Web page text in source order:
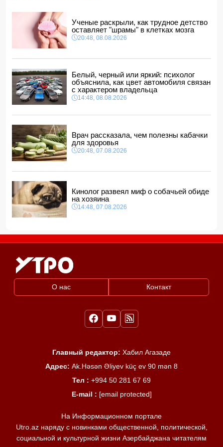
ВС РФ взяли под контроль Ивановку в Харьковской
области
14:04, 08.08.2026
Прогноз погоды в Азербайджане на 9 августа
14:00, 08.08.2026
Никол Пашинян позвонил Ильхаму Алиеву
12:48, 08.08.2026
СМИ: США ищут на Кубе фигуру для повторения
"венесуэльского сценария"
Ученые раскрыли, как трудное детство
оставляет "шрамы" в клетках мозга
20:48, 08.08.2026
Белый, черный или яркий: психолог
объяснила, как цвет автомобиля связан
с характером владельца
14:48, 08.08.2026
Врач рассказала, чем полезны кабачки
для здоровья
20:48, 07.08.2026
Кинолог развеял миф о собачьей обиде
на хозяина
14:48, 07.08.2026
О нас Контакт
Главный редактор: Хабил Агазаде
Адрес: Ak.Həsən Əliyev küç ev 90 mən 8
Тел : +994 50 281 67 69
E-mail : [email protected]
На Информационном портале
Utro.az наряду с новинками общественной, политической,
социальной и культурной жизни Азербайджана читателям